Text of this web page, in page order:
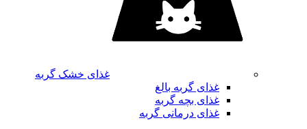
غذای خشک گربه
غذای گربه بالغ
غذای بچه گربه
غذای درمانی گربه